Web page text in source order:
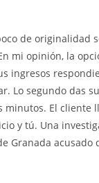
de originalidad
mi opinión, la
ingresos
Lo segundo das
El
y tú. Una
Granada